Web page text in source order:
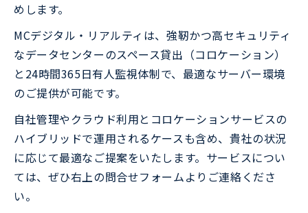
めします。
MCデジタル・リアルティは、強靭かつ高セキュリティ
なデータセンターのスペース貸出（コロケーション）
と24時間365日有人監視体制で、最適なサーバー環境
のご提供が可能です。
自社管理やクラウド利用とコロケーションサービスの
ハイブリッドで運用されるケースも含め、貴社の状況
に応じて最適なご提案をいたします。サービスについ
ては、ぜひ右上の問合せフォームよりご連絡くださ
い。